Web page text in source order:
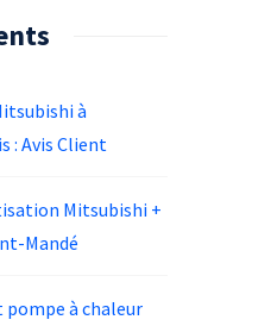
à
: Avis Client
Mitsubishi +
Mandé
à chaleur